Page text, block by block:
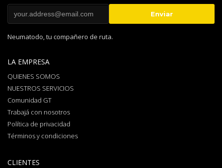
Neumatodo, tu compañero de ruta.
LA EMPRESA
QUIENES SOMOS
NUESTROS SERVICIOS
Comunidad GT
Trabajá con nosotros
Política de privacidad
Términos y condiciones
CLIENTES